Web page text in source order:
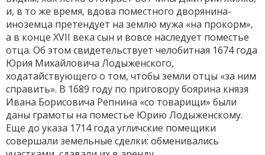
и, в то же время, вдова поместного дворянина-
иноземца претендует на землю мужа «на прокорм»,
а в конце XVII века сын и вовсе наследует поместье
отца. Об этом свидетельствует челобитная 1674 года
Юрия Михайловича Лодыженского,
ходатайствующего о том, чтобы земли отцы «за ним
справить». В 1689 году по приговору боярина князя
Ивана Борисовича Репнина «со товарищи» были
даны грамоты на поместье Юрию Лодыженскому.
Еще до указа 1714 года угличские помещики
совершали земельные сделки: обменивались